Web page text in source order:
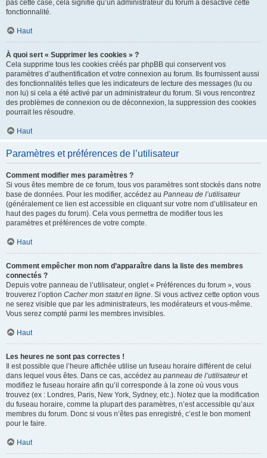
pas cette case, cela signifie qu’un administrateur du forum a désactivé cette
fonctionnalité.
Haut
À quoi sert « Supprimer les cookies » ?
Cela supprime tous les cookies créés par phpBB qui conservent vos
paramètres d’authentification et votre connexion au forum. Ils fournissent aussi
des fonctionnalités telles que les indicateurs de lecture des messages (lu ou
non lu) si cela a été activé par un administrateur du forum. Si vous rencontrez
des problèmes de connexion ou de déconnexion, la suppression des cookies
pourrait les résoudre.
Haut
Paramètres et préférences de l’utilisateur
Comment modifier mes paramètres ?
Si vous êtes membre de ce forum, tous vos paramètres sont stockés dans notre
base de données. Pour les modifier, accédez au Panneau de l’utilisateur
(généralement ce lien est accessible en cliquant sur votre nom d’utilisateur en
haut des pages du forum). Cela vous permettra de modifier tous les
paramètres et préférences de votre compte.
Haut
Comment empêcher mon nom d’apparaître dans la liste des membres
connectés ?
Depuis votre panneau de l’utilisateur, onglet « Préférences du forum », vous
trouverez l’option Cacher mon statut en ligne. Si vous activez cette option vous
ne serez visible que par les administrateurs, les modérateurs et vous-même.
Vous serez compté parmi les membres invisibles.
Haut
Les heures ne sont pas correctes !
Il est possible que l’heure affichée utilise un fuseau horaire différent de celui
dans lequel vous êtes. Dans ce cas, accédez au panneau de l’utilisateuret
modifiez le fuseau horaire afin qu’il corresponde à la zone où vous vous
trouvez (ex : Londres, Paris, New York, Sydney, etc.). Notez que la modification
du fuseau horaire, comme la plupart des paramètres, n’est accessible qu’aux
membres du forum. Donc si vous n’êtes pas enregistré, c’est le bon moment
pour le faire.
Haut